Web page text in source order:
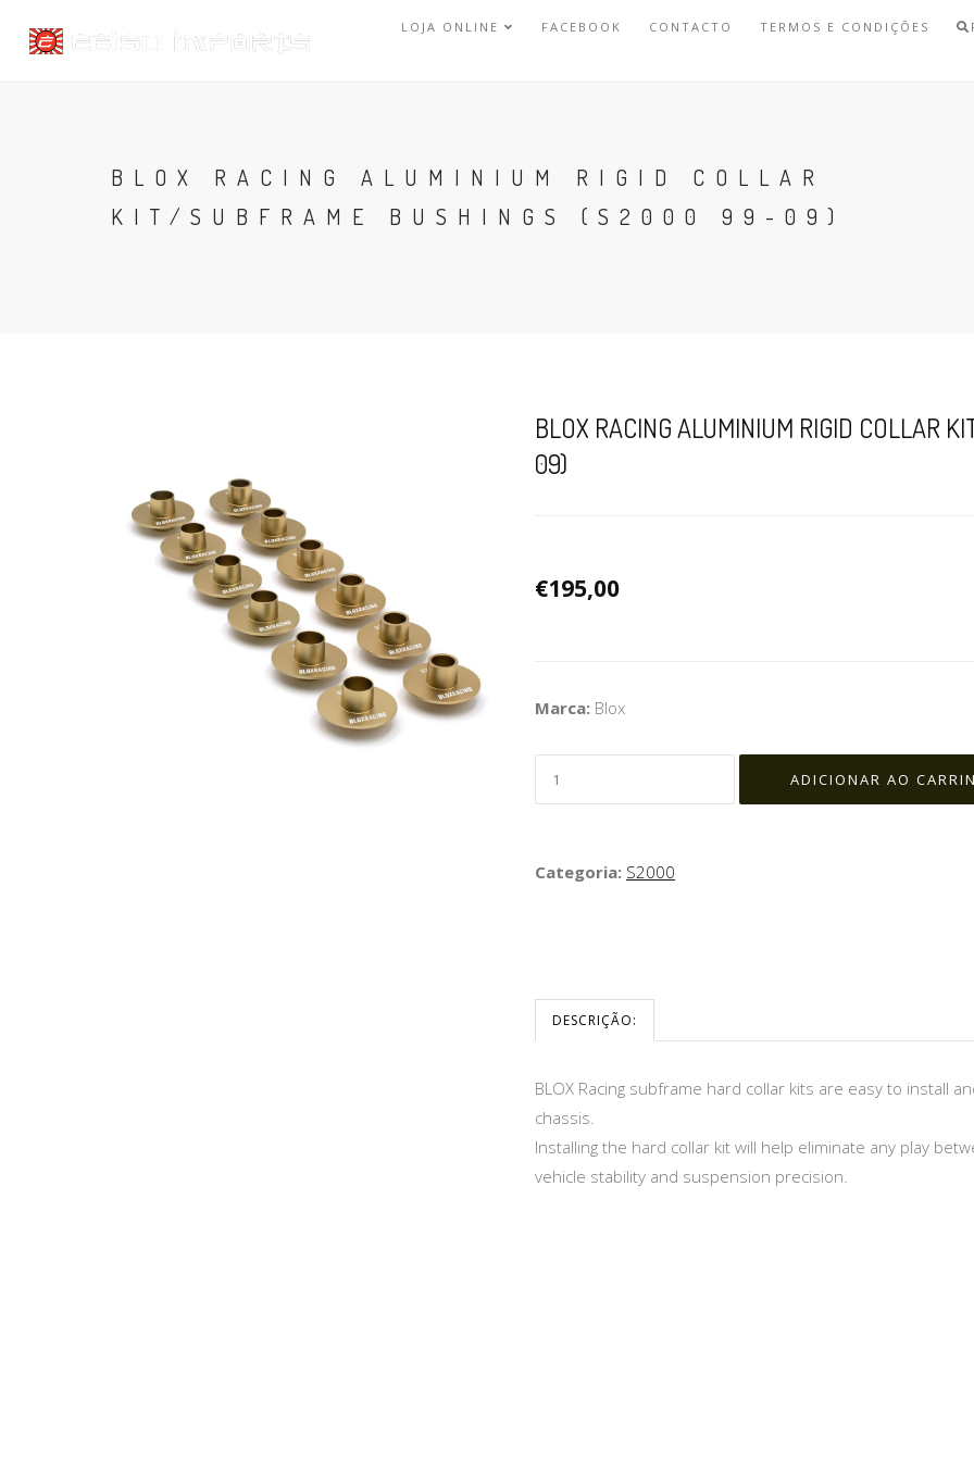
LOJA ONLINE FACEBOOK CONTACTO TERMOS E CONDIÇÕES
BLOX RACING ALUMINIUM RIGID COLLAR
KIT/SUBFRAME BUSHINGS (S2000 99-09)
BLOX RACING ALUMINIUM RIGID COLLAR
09)
€195,00
Marca: Blox
Categoria: S2000
DESCRIÇÃO:
BLOX Racing subframe hard collar kits are easy to install
chassis.
Installing the hard collar kit will help eliminate any play
vehicle stability and suspension precision.